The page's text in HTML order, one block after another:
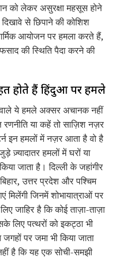
को लेकर असुरक्षा महसूस होने
से छिपाने की कोशिश
आयोजन पर हमला करते हैं,
की स्थिति पैदा करने की
होते हैं हिंदुओं पर हमले
ये हमले अक्सर अचानक नहीं
या कहें तो साज़िश नज़र
इन हमलों में नज़र आता है वो है
ज़्यादातर हमलों में घरों या
जाता है। दिल्ली के जहांगीर
उत्तर प्रदेश और पश्चिम
जिनमें शोभायात्राओं पर
जाहिर है कि कोई ताज़ा-ताज़ा
लिए पत्थरों को इकट्ठा भी
पर जमा भी किया जाता
है कि यह एक सोची-समझी